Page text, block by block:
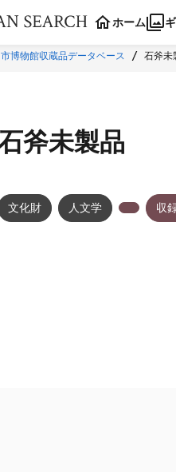
ホーム
博物館収蔵品データベース 石斧未
斧未製品
文化財 人文学 収